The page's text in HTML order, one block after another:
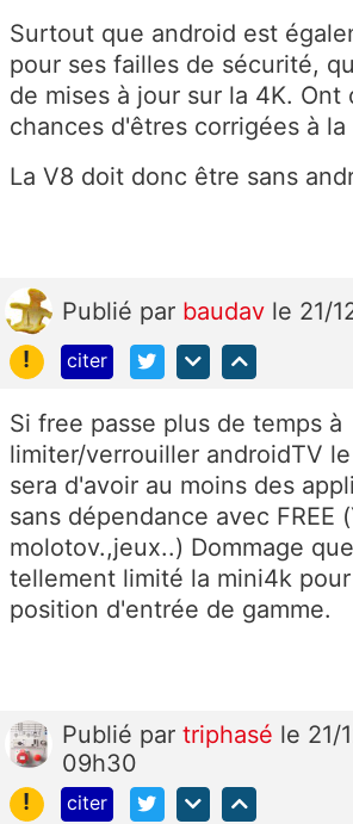
Surtout que android est
pour ses failles de sécurité,
de mises à jour sur la 4K. Ont
chances d'êtres corrigées à
La V8 doit donc être sans
Publié par baudav le 21/
!
citer
Si free passe plus de temps à
limiter/verrouiller androidTV
sera d'avoir au moins des
sans dépendance avec FREE
molotov.,jeux..) Dommage
tellement limité la mini4k
position d'entrée de gamme.
Publié par triphasé le 21/
09h30
!
citer